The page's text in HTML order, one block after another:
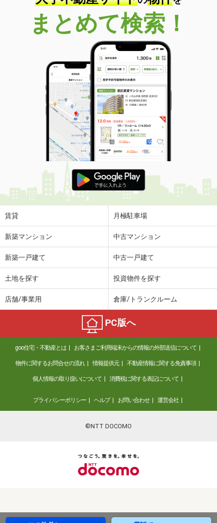
まとめて検索！
賃貸 月極駐車場
新築マンション 中古マンション
新築一戸建て 中古一戸建て
土地を探す 投資物件を探す
店舗/事業用 倉庫/トランクルーム
PC版へ
goo住宅・不動産とは お客さまご利用端末からの情報の外部送信について
物件に関するお問合せの流れ 情報提供元 不動産情報に関する免責事項
個人情報の取り扱いについて 消費税に関する表記について
プライバシーポリシー ヘルプ お問い合わせ 運営会社
©NTT DOCOMO